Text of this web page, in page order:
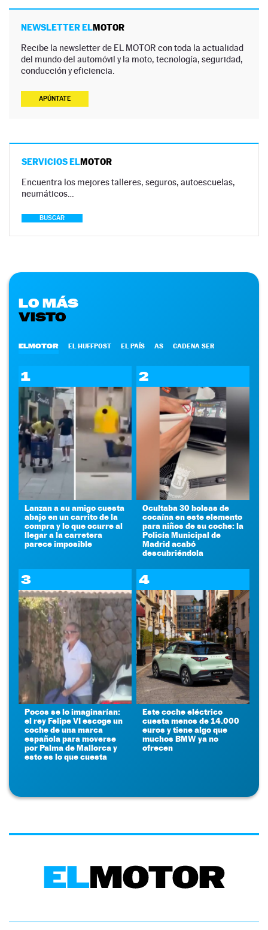
NEWSLETTER ELMOTOR
Recibe la newsletter de EL MOTOR con toda la actualidad
del mundo del automóvil y la moto, tecnología, seguridad,
conducción y eficiencia.
APÚNTATE
SERVICIOS ELMOTOR
Encuentra los mejores talleres, seguros, autoescuelas,
neumáticos…
BUSCAR
LO MÁS
VISTO
ELMOTOR EL HUFFPOST EL PAÍS AS CADENA SER
1
Lanzan a su amigo cuesta
abajo en un carrito de la
compra y lo que ocurre al
llegar a la carretera
parece imposible
2
Ocultaba 30 bolsas de
cocaína en este elemento
para niños de su coche: la
Policía Municipal de
Madrid acabó
descubriéndola
3
Pocos se lo imaginarían:
el rey Felipe VI escoge un
coche de una marca
española para moverse
por Palma de Mallorca y
esto es lo que cuesta
4
Este coche eléctrico
cuesta menos de 14.000
euros y tiene algo que
muchos BMW ya no
ofrecen